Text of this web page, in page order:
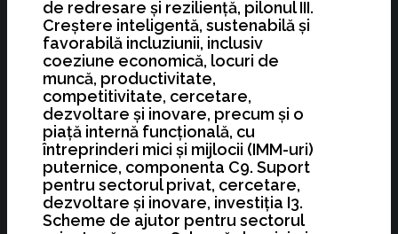
de redresare şi rezilienţă, pilonul III.
Creştere inteligentă, sustenabilă şi
favorabilă incluziunii, inclusiv
coeziune economică, locuri de
muncă, productivitate,
competitivitate, cercetare,
dezvoltare şi inovare, precum şi o
piaţă internă funcţională, cu
întreprinderi mici şi mijlocii (IMM-uri)
puternice, componenta C9. Suport
pentru sectorul privat, cercetare,
dezvoltare şi inovare, investiţia I3.
Scheme de ajutor pentru sectorul